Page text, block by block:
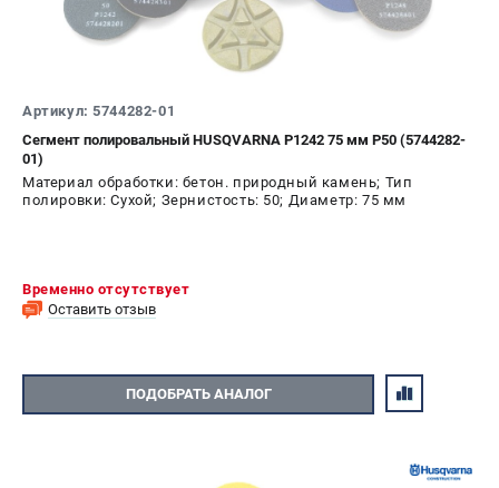
Новости
Юридическим лицам
САДОВАЯ ТЕХНИКА
Газонокосилки-роботы
Снегоуборщики
Артикул: 5744282-01
Сегмент полировальный HUSQVARNA P1242 75 мм P50 (5744282-
01)
Материал обработки: бетон. природный камень; Тип
полировки: Сухой; Зернистость: 50; Диаметр: 75 мм
Временно отсутствует
Оставить отзыв
ПОДОБРАТЬ АНАЛОГ